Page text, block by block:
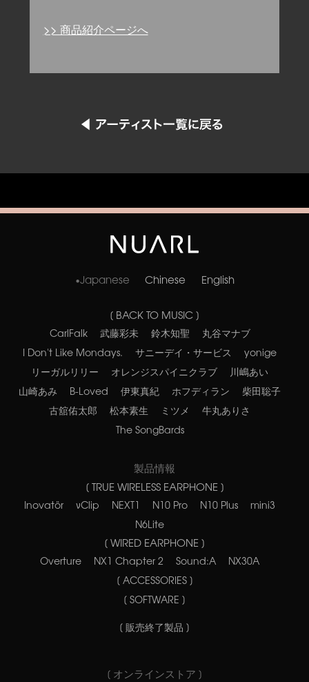
>> 商品紹介ページへ
Japanese Chinese English
[ BACK TO MUSIC ]
CarlFalk 武藤彩未 鈴木知聖
丸谷マナブ
I Don't Like Mondays.
サニーデイ・サービス
yonige
リーガルリリー
オレンジスパイニクラブ
川嶋あい
山崎あみ
B-Loved 伊東真紀 ホフディラン
柴田聡子
古舘佑太郎
松本素生 ミツメ
牛丸ありさ
The SongBards
製品情報
[ TRUE WIRELESS EARPHONE ]
Inovatör νClip NEXT1 N10 Pro N10 Plus
mini3
N6Lite
[ WIRED EARPHONE ]
Overture NX1 Chapter 2 Sound:A
NX30A
[ ACCESSORIES ]
[ SOFTWARE ]
[ 販売終了製品 ]
[ オンラインストア ]